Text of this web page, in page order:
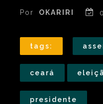
Por OKARIRI
tags:
ceará
presidente